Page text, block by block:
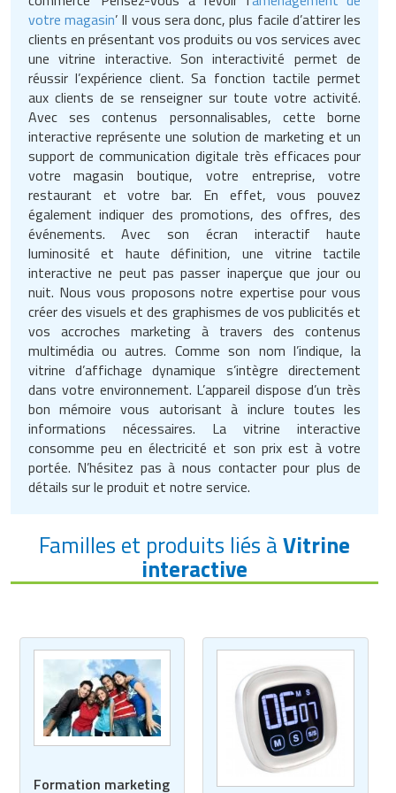
Ustensile cuisine professionnel
Vêtements personnalisés
Vitrines pour magasin
Traitement de l'air
Traitement des eaux
Trancheuse professionnelle
Transformateur électrique
Tubes et profilés
Tuyau flexible
Tuyau galvanisé
Tuyau renforcé
Ventilateurs et aération d'atelier
Tapis de bureau
Tapis et caillebotis
Traitement des surfaces
Traitement du linge
Vestiaires et casiers
Equipements de football
Equipements de karting
Equipements pour patinage
Equipements pour roller
Equipements pour skateboard
Equipements pour stade et terrain
sportif
Jeu gymnique
Loisirs
Matériel de fitness
Matériel de musculation
Vêtement sportif
Pétrin professionnel
Piano de cuisson
Plats et plateaux
Pompes à sauce
Portes commandes restaurant
Présentoir pour restaurant
Réchaud professionnel
Réfrigérateur professionnel
Restauration foraine
Robinetterie professionnelle
Rôtisserie professionnelle
Sautause professionnelle
Tables de préparation réfrigérées
Ustensile de cuisine
Vaisselle restaurant
Vitrines réfrigérées
votre magasin’ Il vous sera donc, plus facile d’attirer les
clients en présentant vos produits ou vos services avec
une vitrine interactive. Son interactivité permet de
réussir l’expérience client. Sa fonction tactile permet
aux clients de se renseigner sur toute votre activité.
Avec ses contenus personnalisables, cette borne
interactive représente une solution de marketing et un
support de communication digitale très efficaces pour
votre magasin boutique, votre entreprise, votre
restaurant et votre bar. En effet, vous pouvez
également indiquer des promotions, des offres, des
événements. Avec son écran interactif haute
luminosité et haute définition, une vitrine tactile
interactive ne peut pas passer inaperçue que jour ou
nuit. Nous vous proposons notre expertise pour vous
créer des visuels et des graphismes de vos publicités et
vos accroches marketing à travers des contenus
multimédia ou autres. Comme son nom l’indique, la
vitrine d’affichage dynamique s’intègre directement
dans votre environnement. L’appareil dispose d’un très
bon mémoire vous autorisant à inclure toutes les
informations nécessaires. La vitrine interactive
consomme peu en électricité et son prix est à votre
portée. N’hésitez pas à nous contacter pour plus de
détails sur le produit et notre service.
Familles et produits liés àVitrine
interactive
Formation marketing